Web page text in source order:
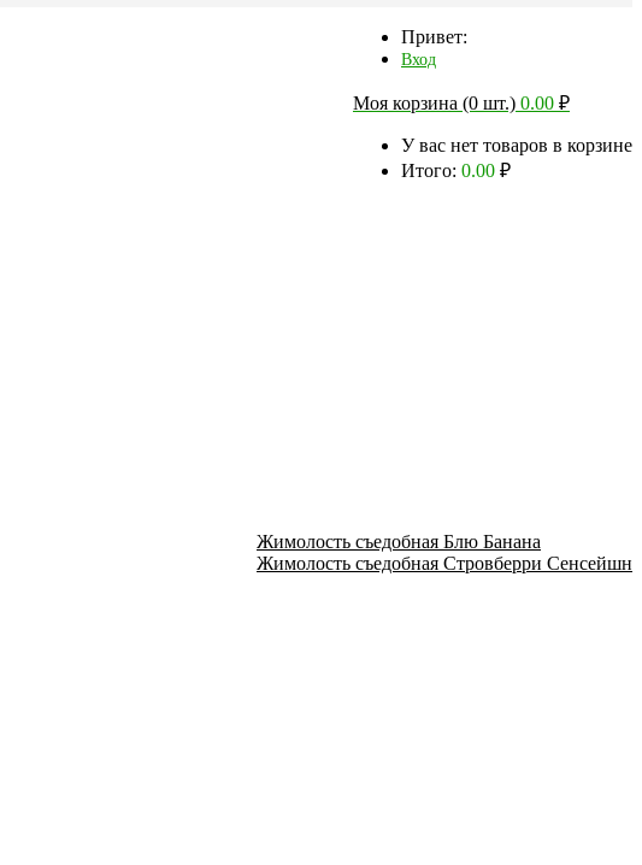
Привет:
Вход
Моя корзина (0 шт.) 0.00 ₽
У вас нет товаров в корзине
Итого: 0.00 ₽
Жимолость съедобная Блю Банана
Жимолость съедобная Стровберри Сенсейшн